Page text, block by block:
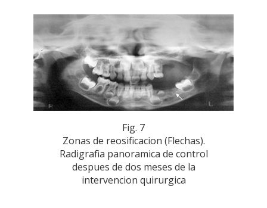
Fig. 7
Zonas de reosificacion (Flechas).
Radigrafia panoramica de control
despues de dos meses de la
intervencion quirurgica